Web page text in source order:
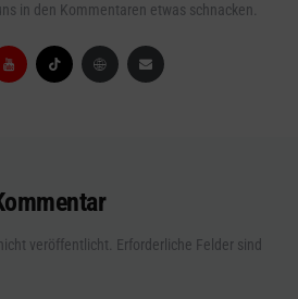
in den Kommentaren etwas schnacken.
veröffentlicht. Erforderliche Felder sind